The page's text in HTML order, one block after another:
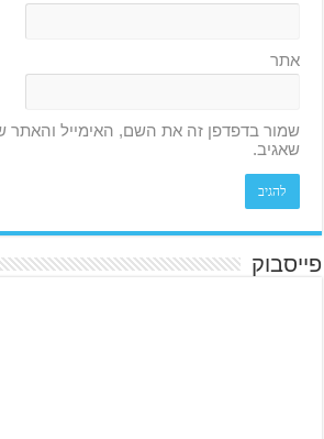
אתר
שמור בדפדפן זה את השם, האימייל והאתר
שאגיב.
פייסבוק